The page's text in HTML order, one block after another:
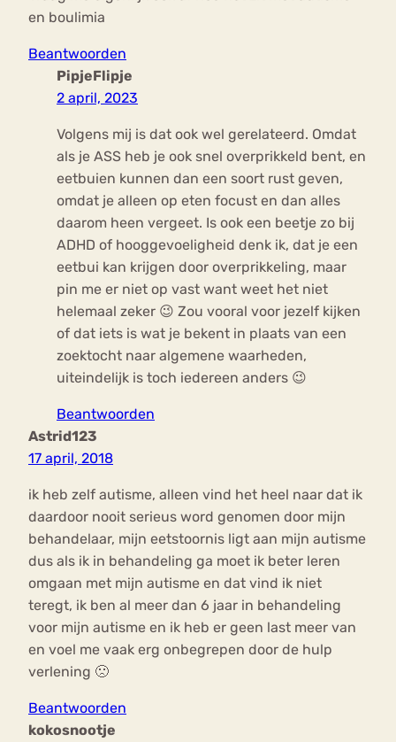
en boulimia
Beantwoorden
PipjeFlipje
2 april, 2023
Volgens mij is dat ook wel gerelateerd. Omdat
als je ASS heb je ook snel overprikkeld bent, en
eetbuien kunnen dan een soort rust geven,
omdat je alleen op eten focust en dan alles
daarom heen vergeet. Is ook een beetje zo bij
ADHD of hooggevoeligheid denk ik, dat je een
eetbui kan krijgen door overprikkeling, maar
pin me er niet op vast want weet het niet
helemaal zeker 😉 Zou vooral voor jezelf kijken
of dat iets is wat je bekent in plaats van een
zoektocht naar algemene waarheden,
uiteindelijk is toch iedereen anders 😉
Beantwoorden
Astrid123
17 april, 2018
ik heb zelf autisme, alleen vind het heel naar dat ik
daardoor nooit serieus word genomen door mijn
behandelaar, mijn eetstoornis ligt aan mijn autisme
dus als ik in behandeling ga moet ik beter leren
omgaan met mijn autisme en dat vind ik niet
teregt, ik ben al meer dan 6 jaar in behandeling
voor mijn autisme en ik heb er geen last meer van
en voel me vaak erg onbegrepen door de hulp
verlening 🙁
Beantwoorden
kokosnootje